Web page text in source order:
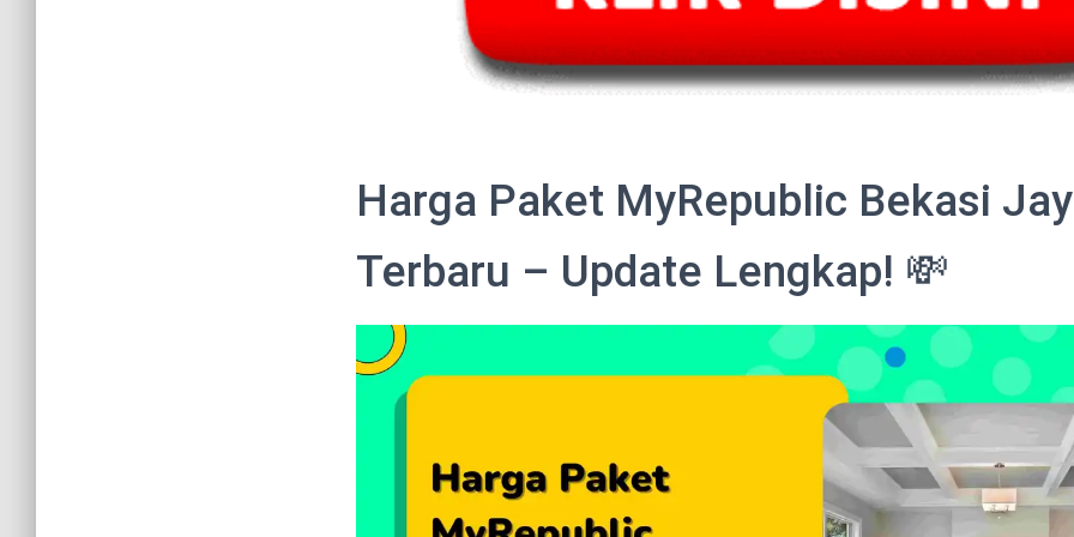
Harga Paket MyRepublic Bekasi
Terbaru – Update Lengkap! 💸